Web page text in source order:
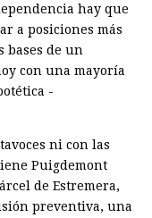
hay que
a posi­ciones más
bases de un
con una mayoría
ni con las
Puigdemont
de Estremera,
preventiva, una